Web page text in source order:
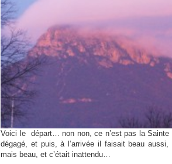
Voici le départ… non non, ce n’est pas la
dégagé, et puis, à l’arrivée il faisait beau
mais beau, et c’était inattendu…